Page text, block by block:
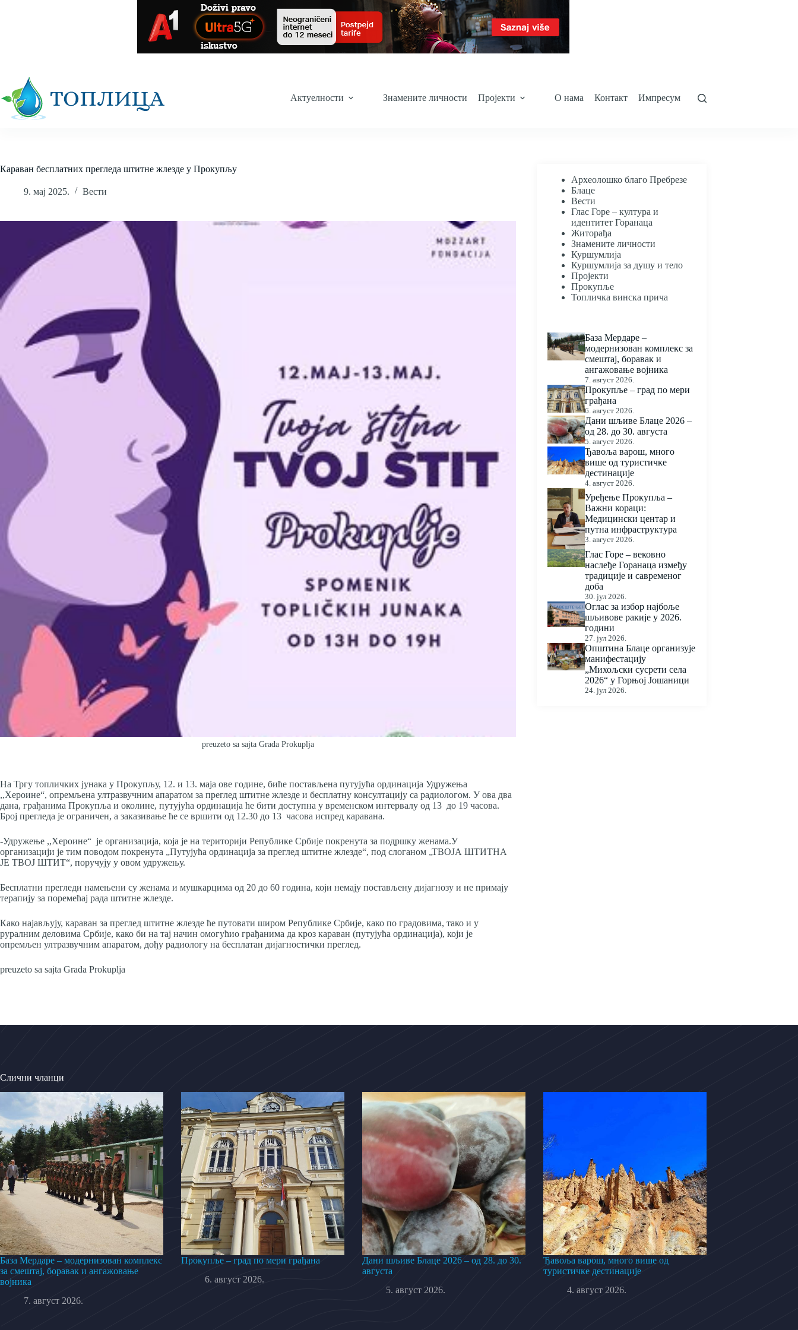
Актуелности Знамените личности Пројекти О нама Контакт Импресум
Караван бесплатних прегледа штитне жлезде у Прокупљу
9. мај 2025. Вести
preuzeto sa sajta Grada Prokuplja
На Тргу топличких јунака у Прокупљу, 12. и 13. маја ове године, биће постављена путујућа ординација Удружења
,,Хероине“, опремљена ултразвучним апаратом за преглед штитне жлезде и бесплатну консултацију са радиологом. У ова два
дана, грађанима Прокупља и околине, путујућа ординација ће бити доступна у временском интервалу од 13 до 19 часова.
Број прегледа је ограничен, а заказивање ће се вршити oд 12.30 до 13 часова испред каравана.
-Удружењe ,,Хероине“ је организација, која је на територији Републике Србије покренута за подршку женама.У
организацији је тим поводом покренута „Путујућа ординација за преглед штитне жлезде“, под слоганом „ТВОЈА ШТИТНА
ЈЕ ТВОЈ ШТИТ“, поручују у овом удружењу.
Бесплатни прегледи намењени су женама и мушкарцима од 20 до 60 година, који немају постављену дијагнозу и не примају
терапију за поремећај рада штитне жлезде.
Како најављују, караван за преглед штитне жлезде ће путовати широм Републике Србије, како по градовима, тако и у
руралним деловима Србије, како би на тај начин омогућио грађанима да кроз караван (путујућа ординација), који је
опремљен ултразвучним апаратом, дођу радиологу на бесплатан дијагностички преглед.
preuzeto sa sajta Grada Prokuplja
Археолошко благо Пребрезе
Блаце
Вести
Глас Горе – култура и
идентитет Горанаца
Житорађа
Знамените личности
Куршумлија
Куршумлија за душу и тело
Пројекти
Прокупље
Топличка винска прича
База Мердаре –
модернизован комплекс за
смештај, боравак и
ангажовање војника
7. август 2026.
Прокупље – град по мери
грађана
6. август 2026.
Дани шљиве Блаце 2026 –
од 28. до 30. августа
5. август 2026.
Ђавоља варош, много
више од туристичке
дестинације
4. август 2026.
Уређење Прокупља –
Важни кораци:
Медицински центар и
путна инфраструктура
3. август 2026.
Глас Горе – вековно
наслеђе Горанаца између
традиције и савременог
доба
30. јул 2026.
Оглас за избор најбоље
шљивове ракије у 2026.
години
27. јул 2026.
Општина Блаце организује
манифестацију
„Михољски сусрети села
2026“ у Горњој Јошаници
24. јул 2026.
Слични чланци
База Мердаре – модернизован комплекс
за смештај, боравак и ангажовање
војника
7. август 2026.
Прокупље – град по мери грађана
6. август 2026.
Дани шљиве Блаце 2026 – од 28. до 30.
августа
5. август 2026.
Ђавоља варош, много више од
туристичке дестинације
4. август 2026.